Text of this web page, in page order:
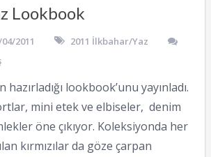
Lookbook
2011
2011 İlkbahar/Yaz
lookbook’unu yayınladı.
mini etek ve elbiseler, denim
öne çıkıyor. Koleksiyonda her
kırmızılar da göze çarpan